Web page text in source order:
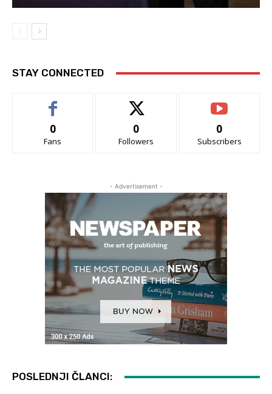
STAY CONNECTED
0
Fans
0
Followers
0
Subscribers
- Advertisement -
POSLEDNJI ČLANCI: